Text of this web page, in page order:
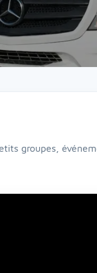
groupes,